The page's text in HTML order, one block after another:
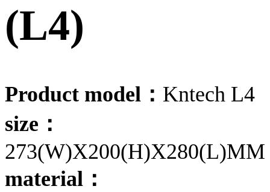
(L4)
Product model： Kntech L4
size：
273(W)X200(H)X280(L)MM
material：